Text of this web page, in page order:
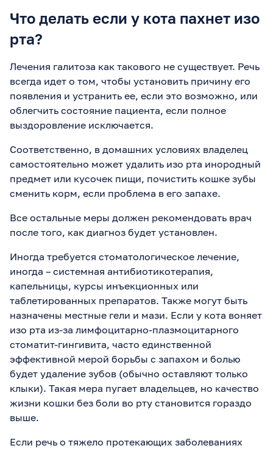
Что делать если у кота пахнет изо
рта?
Лечения галитоза как такового не существует. Речь
всегда идет о том, чтобы установить причину его
появления и устранить ее, если это возможно, или
облегчить состояние пациента, если полное
выздоровление исключается.
Соответственно, в домашних условиях владелец
самостоятельно может удалить изо рта инородный
предмет или кусочек пищи, почистить кошке зубы
сменить корм, если проблема в его запахе.
Все остальные меры должен рекомендовать врач
после того, как диагноз будет установлен.
Иногда требуется стоматологическое лечение,
иногда – системная антибиотикотерапия,
капельницы, курсы инъекционных или
таблетированных препаратов. Также могут быть
назначены местные гели и мази. Если у кота воняет
изо рта из-за лимфоцитарно-плазмоцитарного
стоматит-гингивита, часто единственной
эффективной мерой борьбы с запахом и болью
будет удаление зубов (обычно оставляют только
клыки). Такая мера пугает владельцев, но качество
жизни кошки без боли во рту становится гораздо
выше.
Если речь о тяжело протекающих заболеваниях